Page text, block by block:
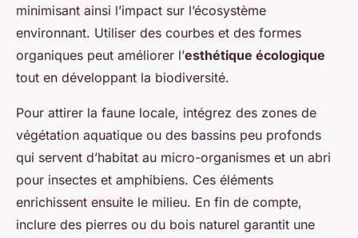
minimisant ainsi l’impact sur l’écosystème
environnant. Utiliser des courbes et des formes
organiques peut améliorer l’esthétique écologique
tout en développant la biodiversité.
Pour attirer la faune locale, intégrez des zones de
végétation aquatique ou des bassins peu profonds
qui servent d’habitat au micro-organismes et un abri
pour insectes et amphibiens. Ces éléments
enrichissent ensuite le milieu. En fin de compte,
inclure des pierres ou du bois naturel garantit une